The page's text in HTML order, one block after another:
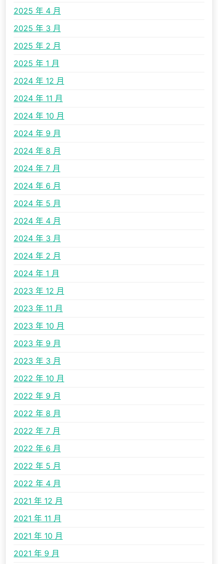
2025 年 4 月
2025 年 3 月
2025 年 2 月
2025 年 1 月
2024 年 12 月
2024 年 11 月
2024 年 10 月
2024 年 9 月
2024 年 8 月
2024 年 7 月
2024 年 6 月
2024 年 5 月
2024 年 4 月
2024 年 3 月
2024 年 2 月
2024 年 1 月
2023 年 12 月
2023 年 11 月
2023 年 10 月
2023 年 9 月
2023 年 3 月
2022 年 10 月
2022 年 9 月
2022 年 8 月
2022 年 7 月
2022 年 6 月
2022 年 5 月
2022 年 4 月
2021 年 12 月
2021 年 11 月
2021 年 10 月
2021 年 9 月